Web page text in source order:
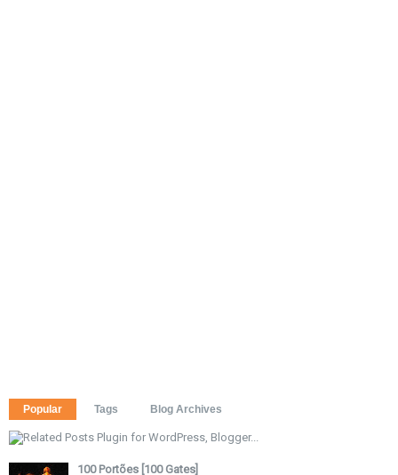
Popular Tags Blog Archives
100 Portões [100 Gates]